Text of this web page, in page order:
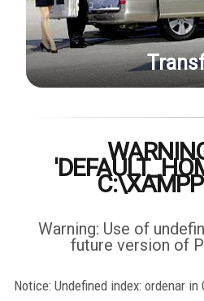
Warning: Use of
future version of
Notice: Undefined index: ordenar